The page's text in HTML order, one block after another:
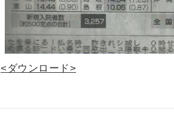
<ダウンロード>